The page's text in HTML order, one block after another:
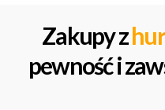
Zakupy z
pewność i